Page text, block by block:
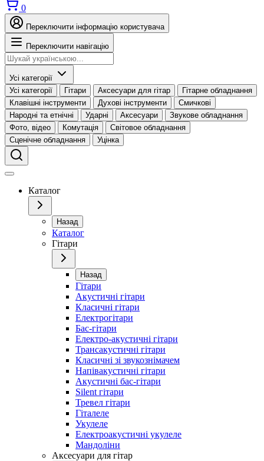
0
Переключити інформацію користувача
Переключити навігацію
Усі категорії
Усі категорії
Гітари Аксесуари для гітар
Гітарне обладнання
Клавішні інструменти
Духові інструменти
Смичкові
Народні та етнічні
Ударні Аксесуари
Звукове обладнання
Фото, відео
Комутація
Світовое обладнання
Сценічне обладнання
Уцінка
Каталог
Назад
Каталог
Гітари
Назад
Гітари
Акустичні гітари
Класичні гітари
Електрогітари
Бас-гітари
Електро-акустичні гітари
Трансакустичні гітари
Класичні зі звукознімачем
Напівакустичні гітари
Акустичні бас-гітари
Silent гітари
Тревел гітари
Гіталеле
Укулеле
Електроакустичні укулеле
Мандоліни
Аксесуари для гітар